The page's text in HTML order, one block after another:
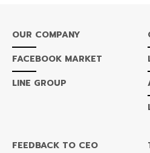
OUR COMPANY
FACEBOOK MARKET
LINE GROUP
FEEDBACK TO CEO